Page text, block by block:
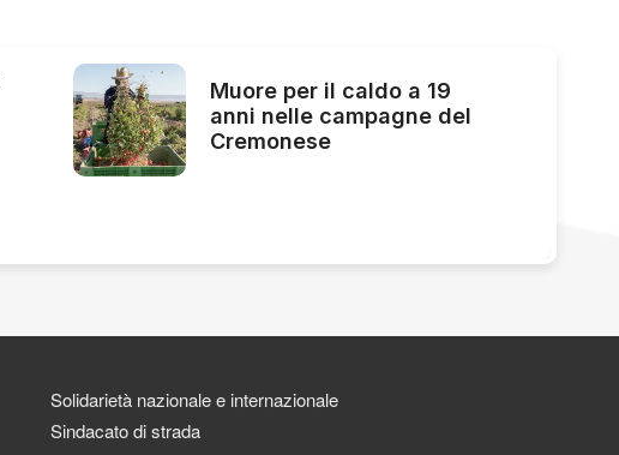
Muore per il caldo a 19
anni nelle campagne del
Cremonese
Solidarietà nazionale e internazionale
Sindacato di strada